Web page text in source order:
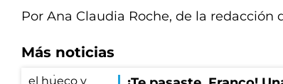
Por Ana Claudia Roche, de la redacción
Más noticias